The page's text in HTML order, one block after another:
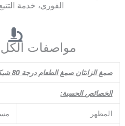
الفوري، خدمة
مواصفات
صمغ الزانثان صمغ الطعام درجة 80 شبكة
الخصائص الحسية:
المظهر